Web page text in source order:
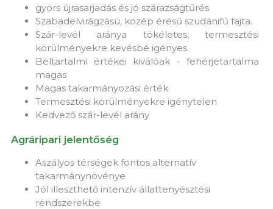
gyors újrasarjadás és jó szárazságtűrés
Szabadelvirágzású, közép érésű szudánifű fajta.
Szár-levél aránya tökéletes, termesztési
körülményekre kevésbé igényes.
Beltartalmi értékei kiválóak - fehérjetartalma
magas
Magas takarmányozási érték
Termesztési körülményekre igénytelen
Kedvező szár-levél arány
Agráripari jelentőség
Aszályos térségek fontos alternatív
takarmánynövénye
Jól illeszthető intenzív állattenyésztési
rendszerekbe